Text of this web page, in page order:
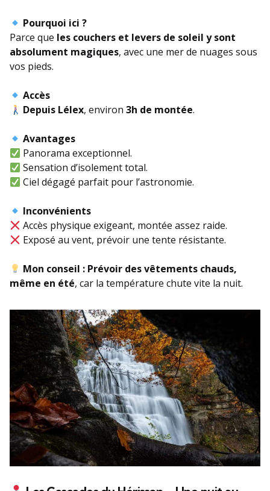
Pourquoi ici ?
Parce que les couchers et levers de soleil y sont
absolument magiques, avec une mer de nuages sous
vos pieds.
Accès
Depuis Lélex, environ3h de montée.
Avantages
Panorama exceptionnel.
Sensation d’isolement total.
Ciel dégagé parfait pour l’astronomie.
Inconvénients
Accès physique exigeant, montée assez raide.
Exposé au vent, prévoir une tente résistante.
Mon conseil : Prévoir des vêtements chauds,
même en été, car la température chute vite la nuit.